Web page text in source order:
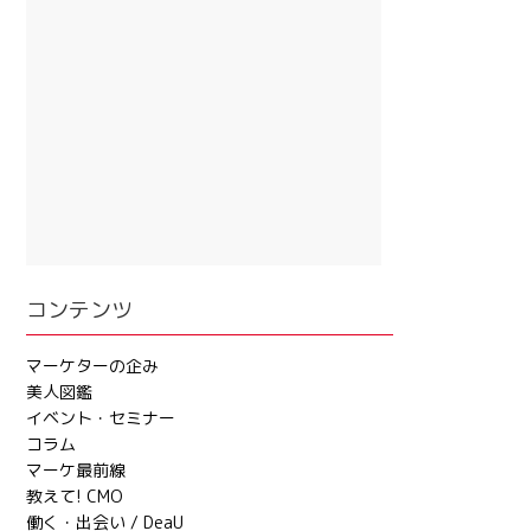
コンテンツ
マーケターの企み
美人図鑑
イベント・セミナー
コラム
マーケ最前線
教えて! CMO
働く・出会い / DeaU